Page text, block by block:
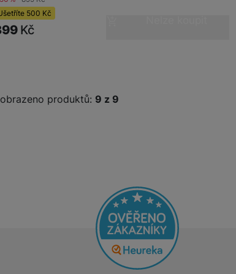
500 Kč
Kč
produktů: z 9